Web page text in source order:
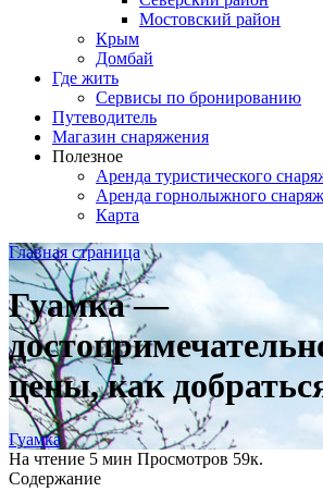
Мостовский район
Крым
Домбай
Где жить
Сервисы по бронированию
Путеводитель
Магазин снаряжения
Полезное
Аренда туристического
Аренда горнолыжного
Карта
Главная страница
Гуамка —
цены, как
Гуамка
На чтение 5 мин Просмотров 59к.
Содержание